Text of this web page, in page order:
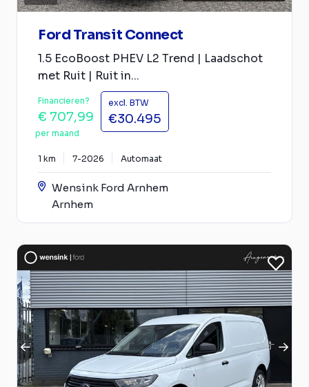
Ford Transit Connect
1.5 EcoBoost PHEV L2 Trend | Laadschot
met Ruit | Ruit in...
Financieren?
€ 707,99
per maand
excl. BTW
€30.495
1 km 7-2026 Automaat
Wensink Ford Arnhem
Arnhem